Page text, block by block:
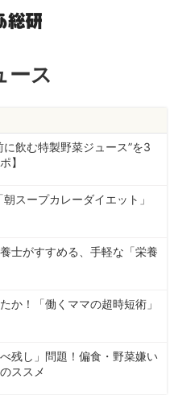
ース
に飲む特製野菜ジュース”を3
】
スープカレーダイエット」
士がすすめる、手軽な「栄養
か！「働くママの超時短術」
残し」問題！偏食・野菜嫌い
ススメ